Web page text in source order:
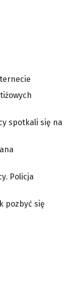
spotkali się na
Policja
pozbyć się